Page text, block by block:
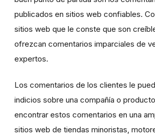
publicados en sitios web confiables.
sitios web que le conste que son
ofrezcan comentarios imparciales de
expertos.
Los comentarios de los clientes le
indicios sobre una compañía o
encontrar estos comentarios en una
sitios web de tiendas minoristas,